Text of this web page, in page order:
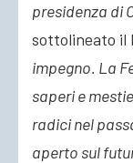
presidenza di
sottolineato il
impegno. La
saperi e
radici nel
aperto sul